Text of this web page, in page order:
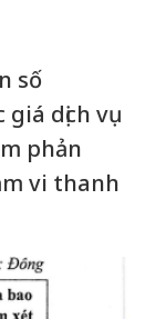
số
giá dịch vụ
phản
vi thanh